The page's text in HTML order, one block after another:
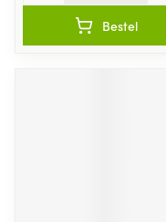
Bestel